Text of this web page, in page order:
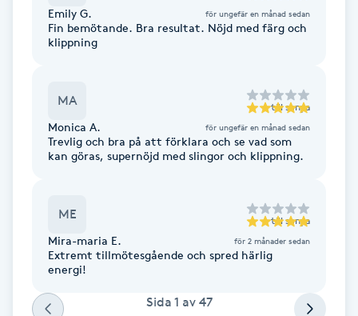
Hårförlängning
Idrottsmassage
Emily G. för ungefär en månad sedan
Fin bemötande. Bra resultat. Nöjd med färg och
klippning
MA till sonya
Monica A. för ungefär en månad sedan
Trevlig och bra på att förklara och se vad som
kan göras, supernöjd med slingor och klippning.
ME till sonya
Mira-maria E. för 2 månader sedan
Extremt tillmötesgående och spred härlig
energi!
Sida 1 av 47